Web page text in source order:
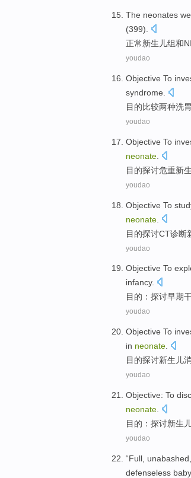
The neonates
(399).
正常新生儿组和
youdao
Objective To
syndrome
目的比较两种洗胃
youdao
Objective To
neonate
目的探讨危重新
youdao
Objective To
neonate
目的探讨CT诊断
youdao
Objective To
infancy.
目的： 探讨早期
youdao
Objective To
in neonate
目的探讨新生儿
youdao
Objective: To
neonate
目的 ： 探讨新生
youdao
“Full, unabashed
defenseless baby